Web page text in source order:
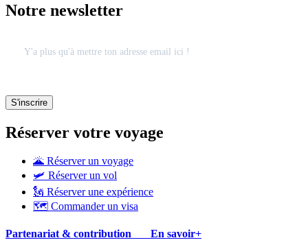
Notre newsletter
Réserver votre voyage
🌋 Réserver un voyage
🛩 Réserver un vol
🗽 Réserver une expérience
🗺 Commander un visa
Partenariat & contribution En savoir+